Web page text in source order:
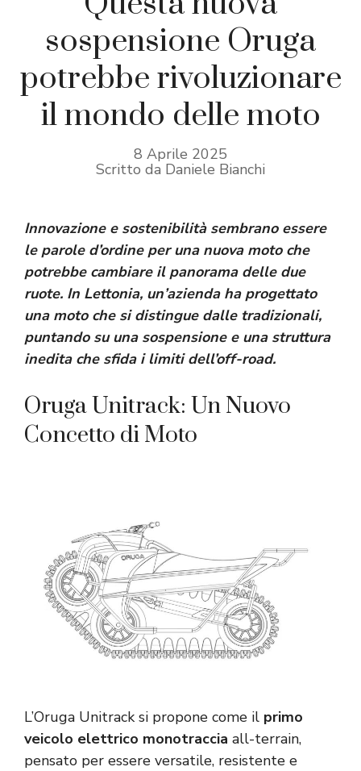
sospensione Oruga
potrebbe rivoluzionare
il mondo delle moto
8 Aprile 2025
Scritto da Daniele Bianchi
Innovazione e sostenibilità sembrano essere
le parole d’ordine per una nuova moto che
potrebbe cambiare il panorama delle due
ruote. In Lettonia, un’azienda ha progettato
una moto che si distingue dalle tradizionali,
puntando su una sospensione e una struttura
inedita che sfida i limiti dell’off-road.
Oruga Unitrack: Un Nuovo
Concetto di Moto
L’Oruga Unitrack si propone come il primo
veicolo elettrico monotraccia all-terrain,
pensato per essere versatile, resistente e